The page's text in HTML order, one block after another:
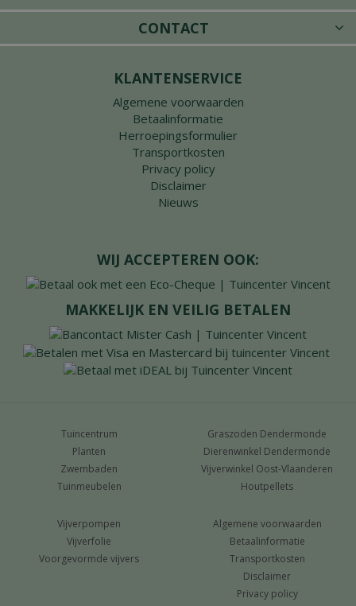
CONTACT
KLANTENSERVICE
Algemene voorwaarden
Betaalinformatie
Herroepingsformulier
Transportkosten
Privacy policy
Disclaimer
Nieuws
WIJ ACCEPTEREN OOK:
MAKKELIJK EN VEILIG BETALEN
Tuincentrum
Planten
Zwembaden
Tuinmeubelen
Graszoden Dendermonde
Dierenwinkel Dendermonde
Vijverwinkel Oost-Vlaanderen
Houtpellets
Vijverpompen
Vijverfolie
Voorgevormde vijvers
Algemene voorwaarden
Betaalinformatie
Transportkosten
Disclaimer
Privacy policy